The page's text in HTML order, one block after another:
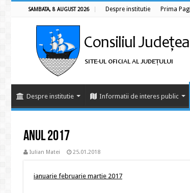
SAMBATA, 8 AUGUST 2026 Despre institutie Prima
Despre institutie Informatii de interes public
Anul 2017
Iulian Matei 25.01.2018
ianuarie februarie martie 2017